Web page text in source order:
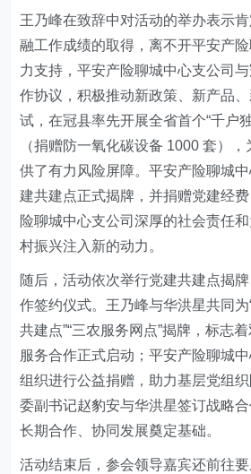
王乃峰在致辞中对活动的举办表示
融工作成绩的取得，离不开平安产
力支持，平安产险聊城中心支公司
作协议，积极推动新政策、新产品
试，在冠县率先开展全省首个“千户
（捐赠防一氧化碳设备 1000 套）
供了有力风险屏障。平安产险聊城
建共建点正式揭牌，并捐赠党建经
险聊城中心支公司深厚的社会责任
村振兴注入新的动力。
随后，活动依次举行党建共建点揭
作签约仪式。王乃峰与华洪星共同
共建点”“三农服务网点”揭牌，标志
服务合作正式启动；平安产险聊城中
组织进行公益捐赠，助力基层党组
委副书记赵豹安与华洪星签订战略
长期合作、协同发展奠定基础。
活动结束后，参会领导嘉宾还前往要